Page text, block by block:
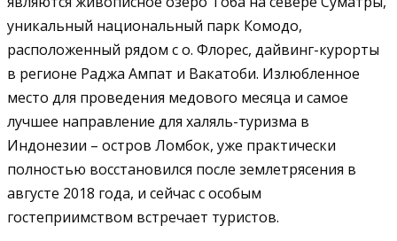
уникальный национальный парк Комодо,
расположенный рядом с о. Флорес, дайвинг-курорты
в регионе Раджа Ампат и Вакатоби. Излюбленное
место для проведения медового месяца и самое
лучшее направление для халяль-туризма в
Индонезии – остров Ломбок, уже практически
полностью восстановился после землетрясения в
августе 2018 года, и сейчас с особым
гостеприимством встречает туристов.